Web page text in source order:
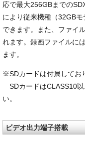
応で最大256GBまでの
により従来機種（32GB
できます。また、ファイ
れます。録画ファイルに
ます。
※SDカードは付属してお
SDカードはCLASS10以
い。
ビデオ出力端子搭載